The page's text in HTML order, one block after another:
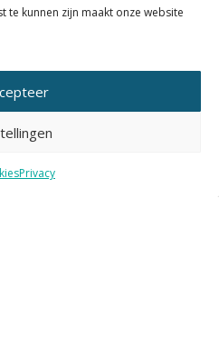
te kunnen zijn maakt onze website
Privacy
nieuwsbrief KAN